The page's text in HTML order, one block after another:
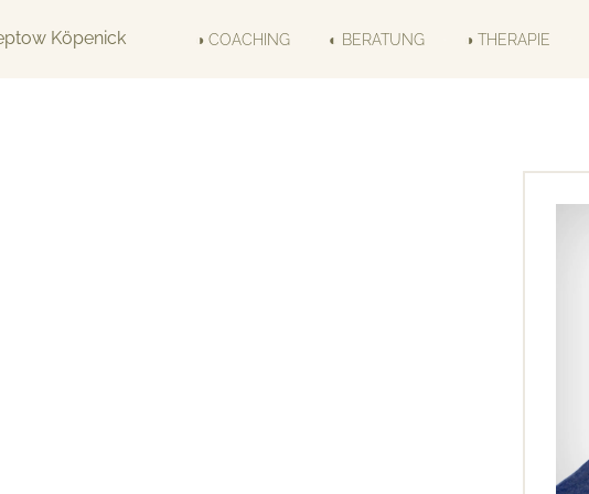
◑ COACHING ◐ BERATUNG ◑ THERAPIE